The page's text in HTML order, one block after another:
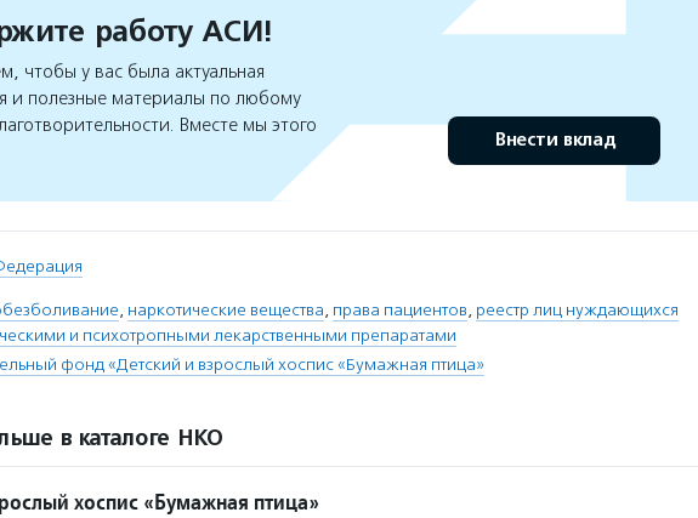
работу АСИ!
чтобы у вас была актуальная
и полезные материалы по любому
Вместе мы этого
Внести вклад
, наркотические вещества, права пациентов, реестр лиц нуждающихся
и психотропными лекарственными препаратами
фонд «Детский и взрослый хоспис «Бумажная птица»
в каталоге НКО
хоспис «Бумажная птица»